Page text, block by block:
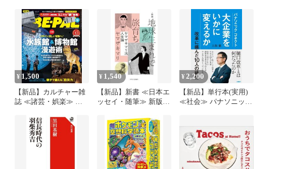
¥ 1,500
【新品】カルチャー雑
誌 ≪諸芸・娯楽≫ 付
¥ 1,540
【新品】新書 ≪日本エ
ッセイ・随筆≫ 新版-
マザキマリ流人生論
¥ 2,200
【新品】単行本(実用)
≪社会≫ パナソニック